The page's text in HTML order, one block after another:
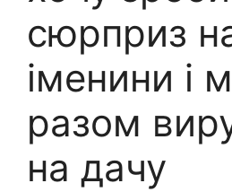
сюрприз
іменини і
разом
на дачу